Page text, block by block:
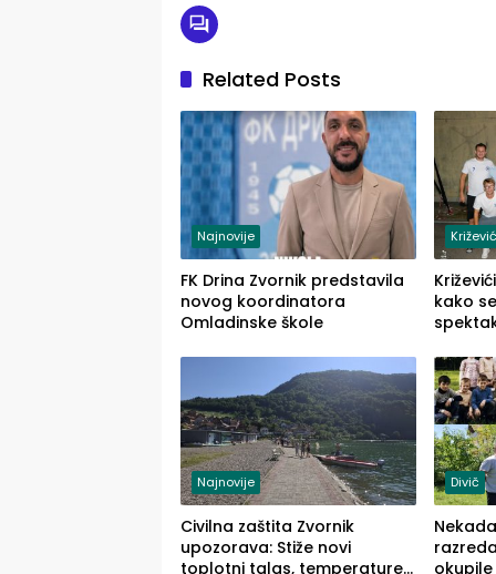
Related Posts
Najnovije
FK Drina Zvornik predstavila
novog koordinatora
Omladinske škole
kako
Najnovije
Civilna zaštita Zvornik
upozorava: Stiže novi
toplotni talas, temperature
Divič